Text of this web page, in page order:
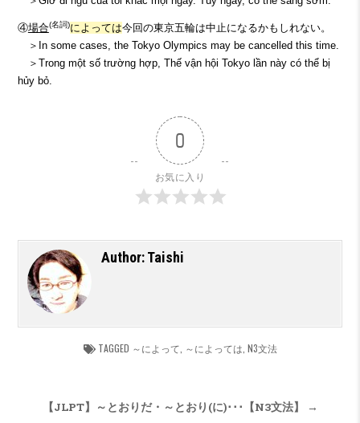
④場合(名詞)によっては今回の東京五輪は中止になるかもしれない。
＞In some cases, the Tokyo Olympics may be cancelled this time.
＞Trong một số trường hợp, Thế vận hội Tokyo lần này có thể bị
hủy bỏ.
0
お気に入り
Author:Taishi
TAGGED ～によって ～によっては N3文法
投稿ナビゲーション
【JLPT】～とおりだ・～とおり(に)･･･【N3文法】 →